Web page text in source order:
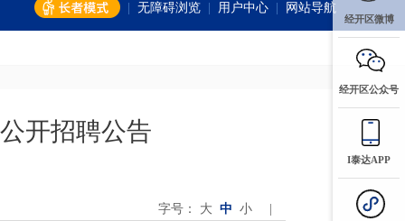
无障碍浏览 用户中心 网站导航
开招聘公告
字号： 大 中 小
经开区微博
经开区公众号
I泰达APP